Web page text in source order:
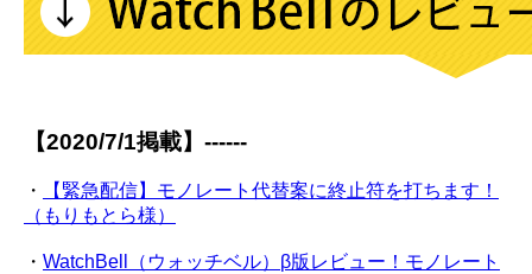
【2020/7/1掲載】------
・
【緊急配信】モノレート代替案に終止符を打ちます！
（もりもとら様）
・ WatchBell（ウォッチベル）β版レビュー！モノレート